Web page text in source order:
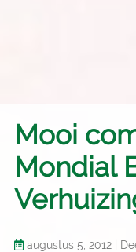
Mooi
Mondial
augustus 5, 2012